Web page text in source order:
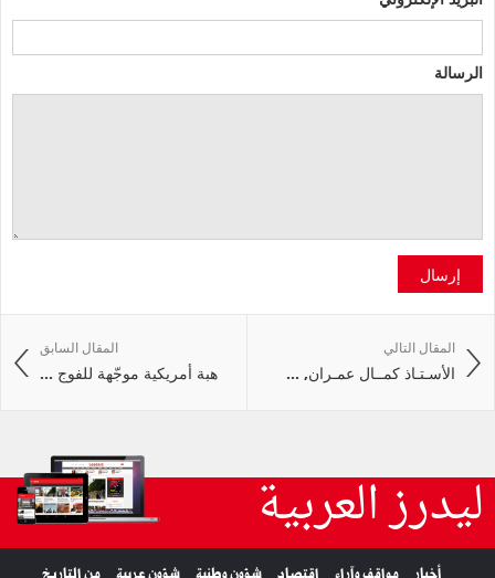
الرسالة
إرسال
المقال السابق
هبة أمريكية موجّهة للفوج ...
المقال التالي
الأسـتـاذ كمــال عمـران, ...
ليدرز العربية
أخبار مواقف وآراء اقتصاد شؤون وطنية شؤون عربية من التاريخ